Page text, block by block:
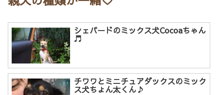
シェパードのミックス犬Cocoaちゃん
♬
チワワとミニチュアダックスのミック
ス犬ちょん太くん♪